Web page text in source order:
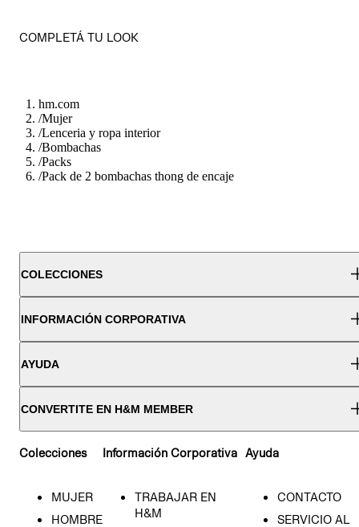
COMPLETÁ TU LOOK
hm.com
/Mujer
/Lenceria y ropa interior
/Bombachas
/Packs
/Pack de 2 bombachas thong de encaje
COLECCIONES
INFORMACIÓN CORPORATIVA
AYUDA
CONVERTITE EN H&M MEMBER
Colecciones
MUJER
HOMBRE
Información Corporativa
TRABAJAR EN
H&M
Ayuda
CONTACTO
SERVICIO AL